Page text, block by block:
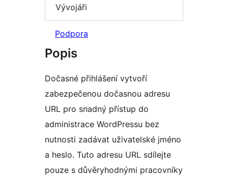
Vývojáři
Podpora
Popis
Dočasné přihlášení vytvoří
zabezpečenou dočasnou adresu
URL pro snadný přístup do
administrace WordPressu bez
nutnosti zadávat uživatelské jméno
a heslo. Tuto adresu URL sdílejte
pouze s důvěryhodnými pracovníky